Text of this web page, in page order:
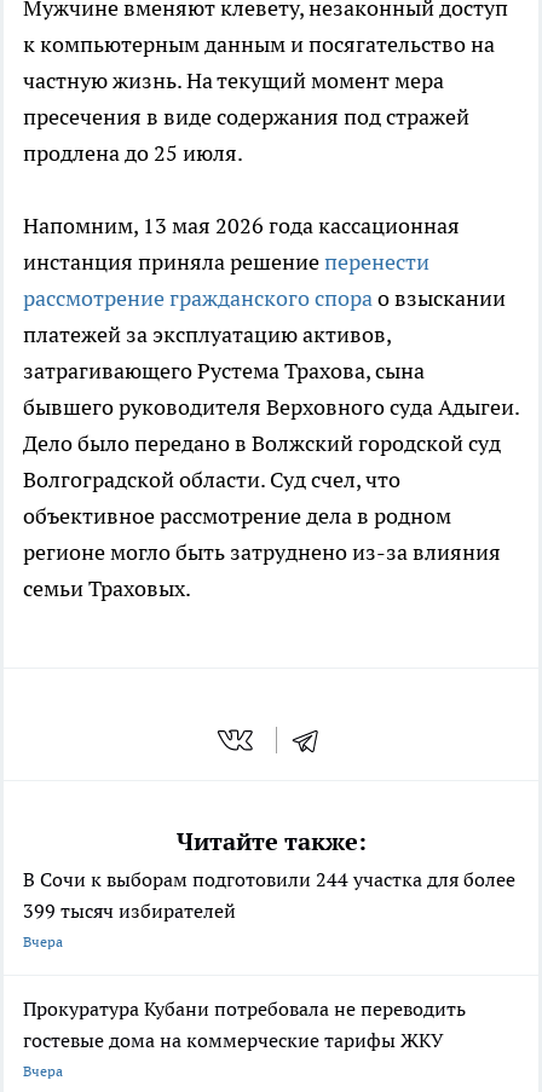
Мужчине вменяют клевету, незаконный доступ
к компьютерным данным и посягательство на
частную жизнь. На текущий момент мера
пресечения в виде содержания под стражей
продлена до 25 июля.
Напомним, 13 мая 2026 года кассационная
инстанция приняла решениеперенести
рассмотрение гражданского спорао взыскании
платежей за эксплуатацию активов,
затрагивающего Рустема Трахова, сына
бывшего руководителя Верховного суда Адыгеи.
Дело было передано в Волжский городской суд
Волгоградской области. Суд счел, что
объективное рассмотрение дела в родном
регионе могло быть затруднено из-за влияния
семьи Траховых.
Читайте также:
В Сочи к выборам подготовили 244 участка для более
399 тысяч избирателей
Вчера
Прокуратура Кубани потребовала не переводить
гостевые дома на коммерческие тарифы ЖКУ
Вчера